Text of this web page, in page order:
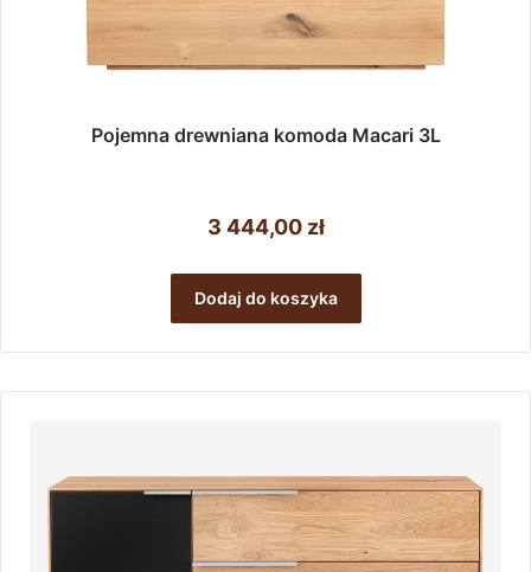
Pojemna drewniana komoda Macari 3L
3 444,00 zł
Dodaj do koszyka